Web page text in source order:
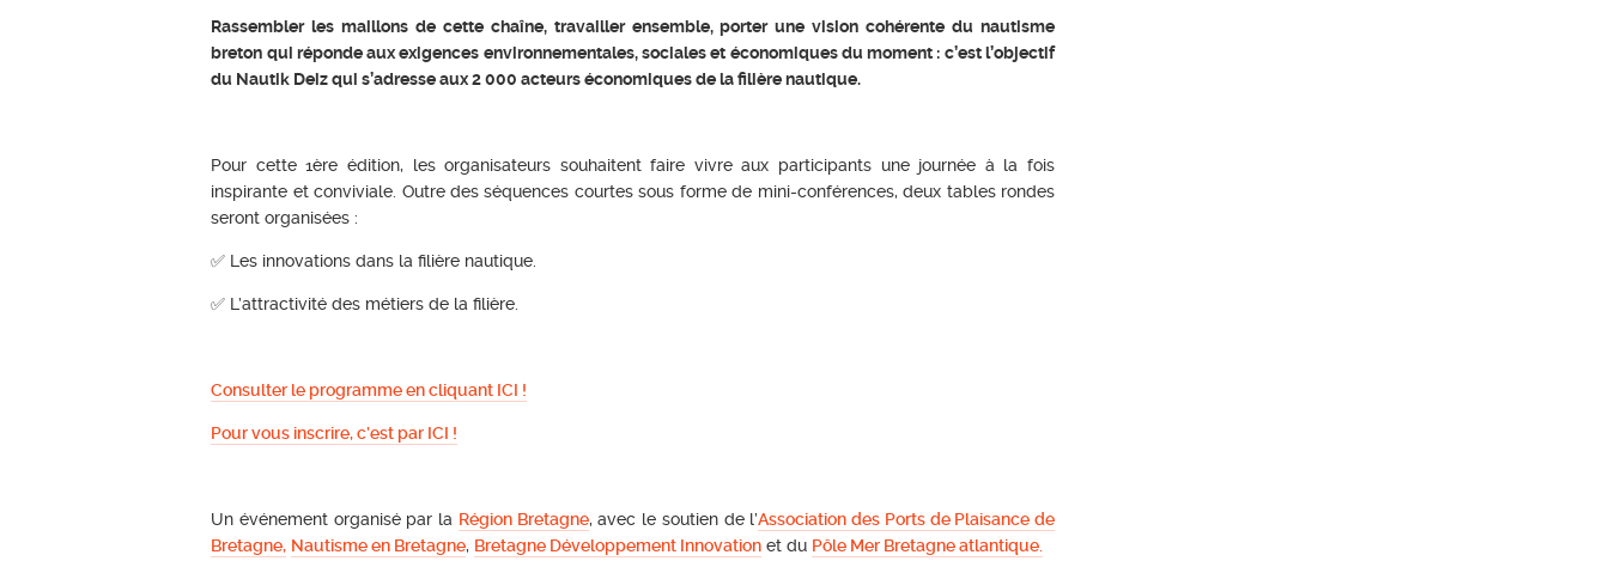
Rassembler les maillons de cette chaîne, travailler ensemble, porter une vision cohérente du nautisme
breton qui réponde aux exigences environnementales, sociales et économiques du moment : c’est l’objectif
du Nautik Deiz qui s’adresse aux 2 000 acteurs économiques de la filière nautique.
Pour cette 1ère édition, les organisateurs souhaitent faire vivre aux participants une journée à la fois
inspirante et conviviale. Outre des séquences courtes sous forme de mini-conférences, deux tables rondes
seront organisées :
✅ Les innovations dans la filière nautique.
✅ L’attractivité des métiers de la filière.
Consulter le programme en cliquant ICI !
Pour vous inscrire, c’est par ICI !
Un événement organisé par la Région Bretagne, avec le soutien de l’Association des Ports de Plaisance de
Bretagne, Nautisme en Bretagne, Bretagne Développement Innovation et du Pôle Mer Bretagne atlantique.